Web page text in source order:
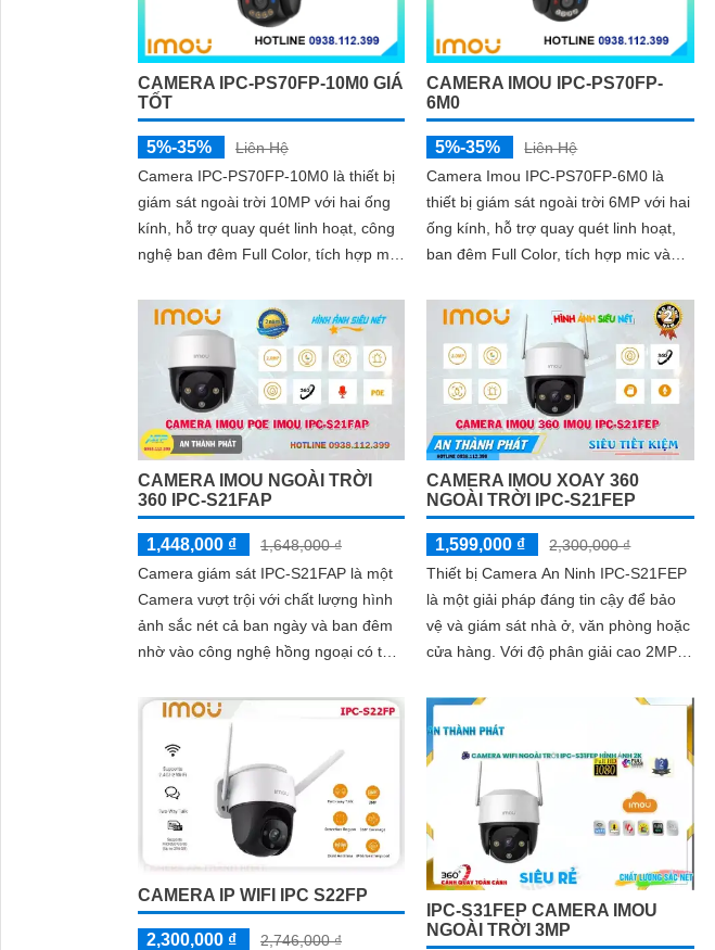
CAMERA IPC-PS70FP-10M0 GIÁ
TỐT
5%-35%
Liên Hệ
Camera IPC-PS70FP-10M0 là thiết bị
giám sát ngoài trời 10MP với hai ống
kính, hỗ trợ quay quét linh hoạt, công
nghệ ban đêm Full Color, tích hợp mic
và phương tiện, phù hợp lắp đặt cho
gia đình, cửa hàng và văn phòng
CAMERA IMOU IPC-PS70FP-
6M0
5%-35%
Liên Hệ
Camera Imou IPC-PS70FP-6M0 là
thiết bị giám sát ngoài trời 6MP với hai
ống kính, hỗ trợ quay quét linh hoạt,
ban đêm Full Color, tích hợp mic và
phương tiện, phù hợp lắp đặt cho gia
đình, cửa hàng và văn phòng
CAMERA IMOU NGOÀI TRỜI
360 IPC-S21FAP
1,448,000 ₫
1,648,000 ₫
Camera giám sát IPC-S21FAP là một
Camera vượt trội với chất lượng hình
ảnh sắc nét cả ban ngày và ban đêm
nhờ vào công nghệ hồng ngoại có tầm
CAMERA IMOU XOAY 360
NGOÀI TRỜI IPC-S21FEP
1,599,000 ₫
2,300,000 ₫
Thiết bị Camera An Ninh IPC-S21FEP
là một giải pháp đáng tin cậy để bảo
vệ và giám sát nhà ở, văn phòng hoặc
cửa hàng. Với độ phân giải cao 2MP,
tiết
CAMERA IP WIFI IPC S22FP
2,300,000 ₫
2,746,000 ₫
IPC-S31FEP CAMERA IMOU
NGOÀI TRỜI 3MP